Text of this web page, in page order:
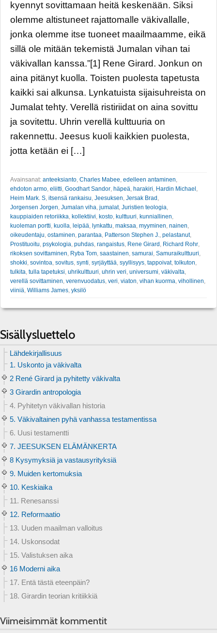
kyennyt sovittamaan heitä keskenään. Siksi
olemme altistuneet rajattomalle väkivallalle,
jonka olemme itse tuoneet maailmaamme, eikä
sillä ole mitään tekemistä Jumalan vihan tai
väkivallan kanssa.”[1] Rene Girard. Jonkun on
aina pitänyt kuolla. Toisten puolesta tapetusta
kaikki sai alkunsa. Lynkatuista sijaisuhreista on
Jumalat tehty. Verellä ristiriidat on aina sovittu
ja sovitettu. Uhrin verellä kulttuuria on
rakennettu. Jeesus kuoli kaikkien puolesta,
jotta ketään ei […]
Avainsanat: anteeksianto Charles Mabee edelleen antaminen
ehdoton armo eliitti Goodhart Sandor häpeä harakiri Hardin Michael
Heim Mark. S itsensä rankaisu Jeesuksen Jersak Brad
Jorgensen Jorgen Jumalan viha jumalat, Juristien teologia
kauppiaiden retoriikka kollektiivi kosto kulttuuri kunniallinen
kuoleman portti kuolla leipää lynkattu maksaa myyminen nainen
oikeudentaju ostaminen parantaa Patterson Stephen J. pelastanut,
Prostituoitu psykologia puhdas rangaistus Rene Girard Richard Rohr
rikoksen sovittaminen Ryba Tom saastainen samurai Samuraikulttuuri
shokki sovintoa sovitus synti syrjäyttää syyllisyys tappoivat, tolkuton
tulkita tulla tapetuksi uhrikulttuuri uhrin veri universumi väkivalta
verellä sovittaminen verenvuodatus veri viaton vihan kuorma vihollinen
viiniä Williams James yksilö
Sisällysluettelo
Lähdekirjallisuus
1. Uskonto ja väkivalta
2 René Girard ja pyhitetty väkivalta
3 Girardin antropologia
4. Pyhitetyn väkivallan historia
5. Väkivaltainen pyhä vanhassa testamentissa
6. Uusi testamentti
7. JEESUKSEN ELÄMÄNKERTA
8 Kysymyksiä ja vastausyrityksiä
9. Muiden kertomuksia
10. Keskiaika
11. Renesanssi
12. Reformaatio
13. Uuden maailman valloitus
14. Uskonsodat
15. Valistuksen aika
16 Moderni aika
17. Entä tästä eteenpäin?
18. Girardin teorian kritiikkiä
Viimeisimmät kommentit